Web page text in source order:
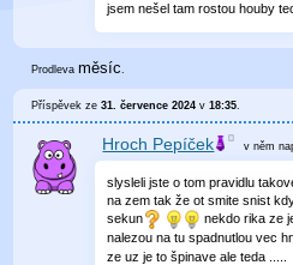
jsem nešel tam rostou houby
Prodleva měsíc.
Příspěvek ze31. července 2024 v18:35.
Hroch Pepíček v něm
slysleli jste o tom pravidlu
na zem tak že ot smite snist
sekun
nekdo rika ze
nalezou na tu spadnutlou vec
ze uz je to špinave ale teda .....